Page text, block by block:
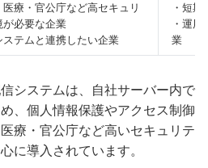
医療・官公庁など高セキュリ
が必要な企業
ステムと連携したい企業
・短
・運
業
システムは、自社サーバー内で
、個人情報保護やアクセス制御
療・官公庁など高いセキュリテ
に導入されています。